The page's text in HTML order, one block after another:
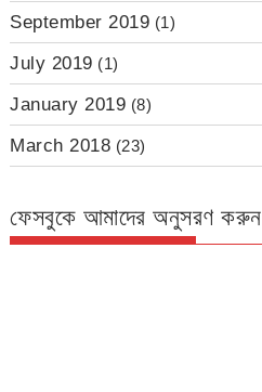
September 2019 (1)
July 2019 (1)
January 2019 (8)
March 2018 (23)
ফেসবুকে আমাদের অনুসরণ করুন